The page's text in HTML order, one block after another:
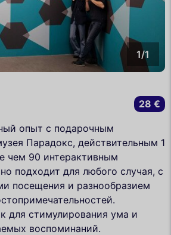
1/1
опыт с подарочным
Парадокс, действительным 1
чем 90 интерактивным
подходит для любого случая, с
посещения и разнообразием
для стимулирования ума и
воспоминаний.
28 €